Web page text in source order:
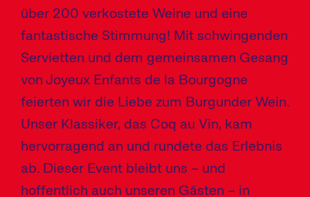
über 200 verkostete Weine und eine
fantastische Stimmung! Mit schwingenden
Servietten und dem gemeinsamen Gesang
von Joyeux Enfants de la Bourgogne
feierten wir die Liebe zum Burgunder Wein.
Unser Klassiker, das Coq au Vin, kam
hervorragend an und rundete das Erlebnis
ab. Dieser Event bleibt uns – und
hoffentlich auch unseren Gästen – in